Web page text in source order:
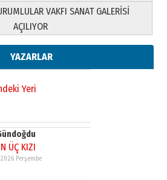
VAKFI SANAT GALERİSİ
AÇILIYOR
YAZARLAR
Sebahattin Şirin’e
Pazartesi
Yeri
ÜÇ KIZI
Perşembe